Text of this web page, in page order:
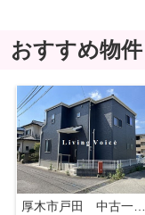
おすすめ物件
厚木市戸田 中古一戸建て